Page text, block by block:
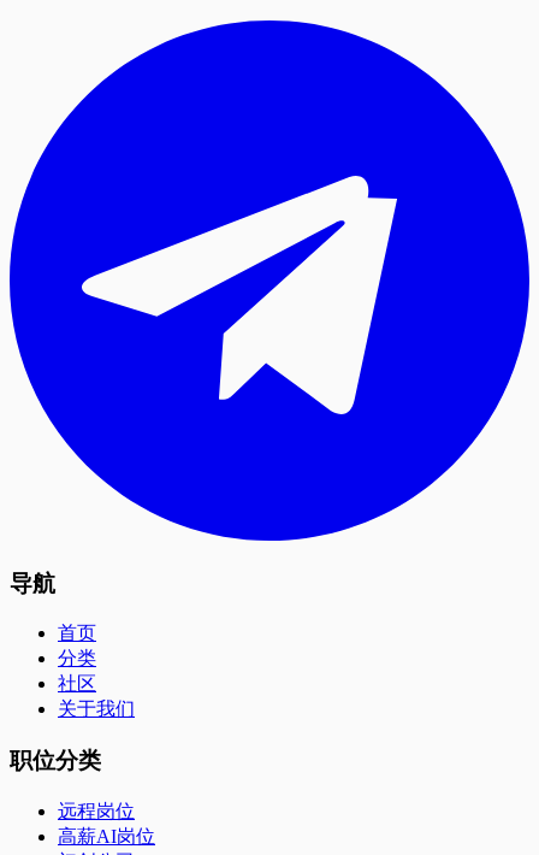
导航
首页
分类
社区
关于我们
职位分类
远程岗位
高薪AI岗位